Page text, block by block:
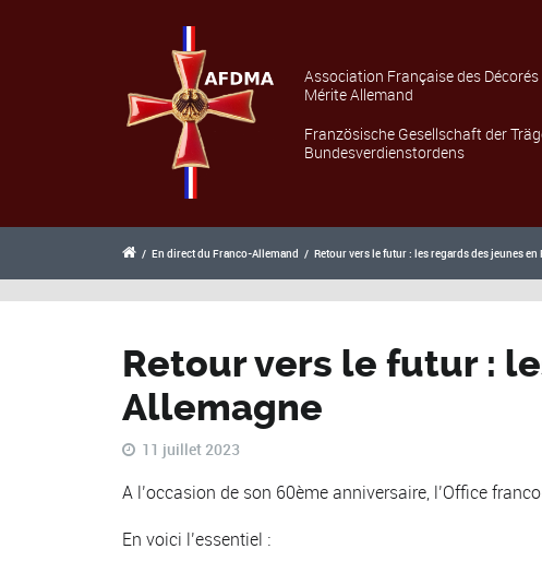
Association Française des Décorés
Mérite Allemand
Französische Gesellschaft der
Bundesverdienstordens
/ En direct du Franco-Allemand / Retour vers le futur : les regards des jeunes en
Retour vers le futur :
Allemagne
11 juillet 2023
A l’occasion de son 60ème anniversaire, l’Office
En voici l’essentiel :